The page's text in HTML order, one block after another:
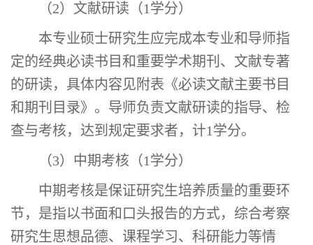
（2） 文献研读（1 学分）
本专业硕士研究生应完成本专业和导师指
定的经典必读书目和重要学术期刊、文献专著
的研读， 具体内容见附表 《必读文献主要书目
和期刊目录》 。 导师负责文献研读的指导、检
查与考核，达到规定要求者，计1 学分。
（3） 中期考核（1 学分）
中期考核是保证研究生培养质量的重要环
节，是指以书面和口头报告的方式，综合考察
研究生思想品德、课程学习、科研能力等情